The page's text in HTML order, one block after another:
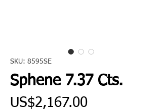
SKU: 8595SE
Sphene 7.37 Cts.
US$2,167.00가